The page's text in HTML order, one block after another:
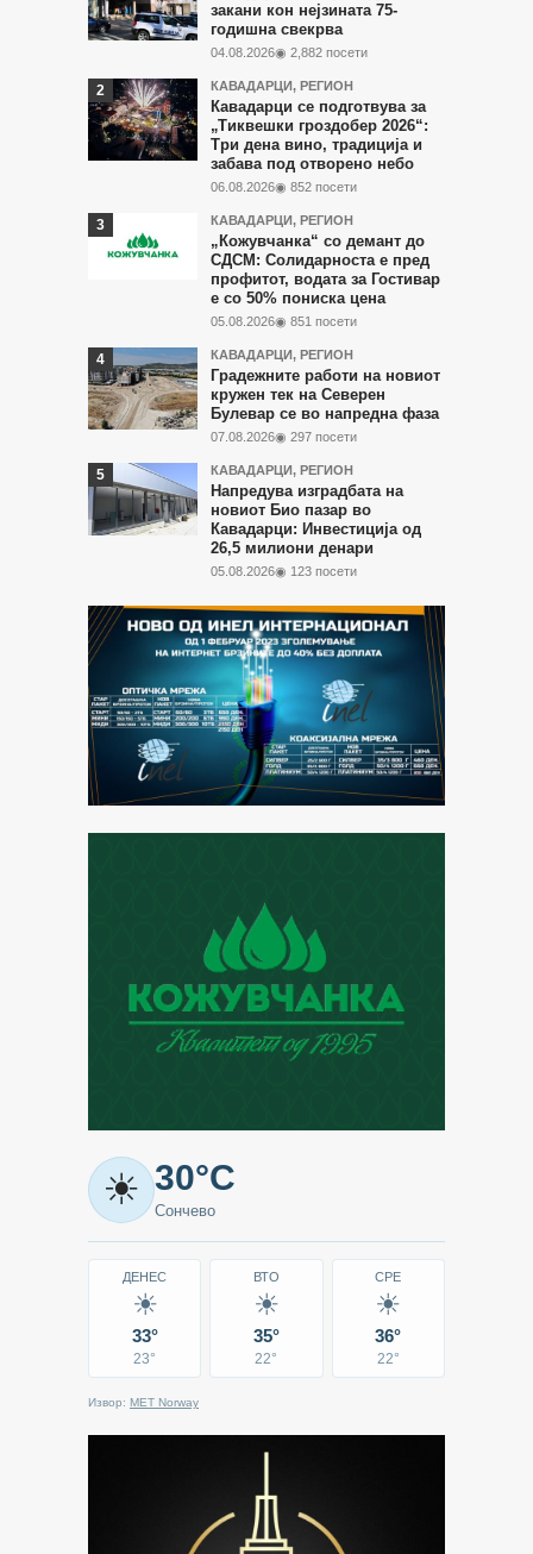
во
последните
7
дена
закани кон нејзината 75-
годишна свекрва
04.08.2026◉ 2,882 посети
КАВАДАРЦИ, РЕГИОН
Кавадарци се подготвува за
„Тиквешки гроздобер 2026“:
Три дена вино, традиција и
забава под отворено небо
06.08.2026◉ 852 посети
КАВАДАРЦИ, РЕГИОН
„Кожувчанка“ со демант до
СДСМ: Солидарноста е пред
профитот, водата за Гостивар
е со 50% пониска цена
05.08.2026◉ 851 посети
КАВАДАРЦИ, РЕГИОН
Градежните работи на новиот
кружен тек на Северен
Булевар се во напредна фаза
07.08.2026◉ 297 посети
КАВАДАРЦИ, РЕГИОН
Напредува изградбата на
новиот Био пазар во
Кавадарци: Инвестиција од
26,5 милиони денари
05.08.2026◉ 123 посети
Метео
-
Кавадарци
☀ 30°C
Сончево
ДЕНЕС
☀
33°
23°
ВТО
☀
35°
22°
СРЕ
☀
36°
22°
Извор: MET Norway